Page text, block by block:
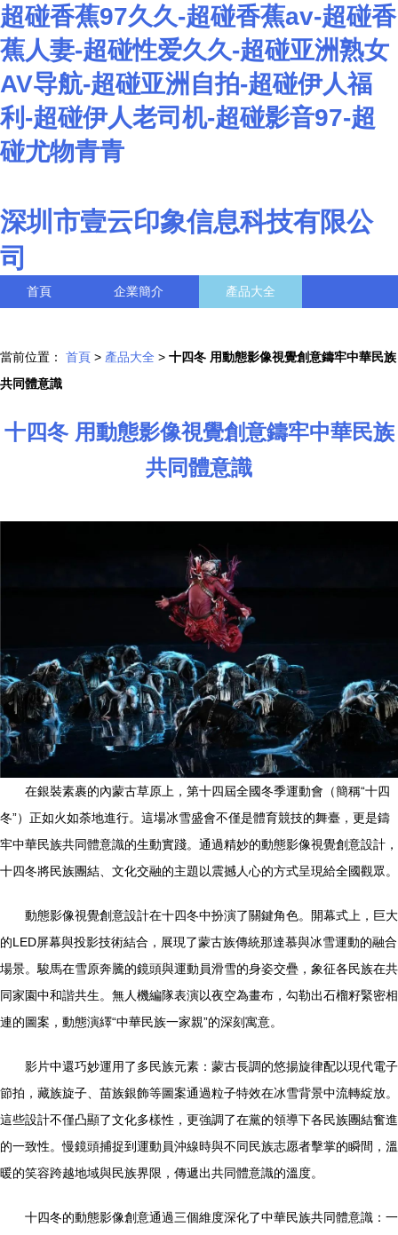
超碰香蕉97久久-超碰香蕉av-超碰香
蕉人妻-超碰性爱久久-超碰亚洲熟女
AV导航-超碰亚洲自拍-超碰伊人福
利-超碰伊人老司机-超碰影音97-超
碰尤物青青
深圳市壹云印象信息科技有限公
司
首頁 企業簡介 產品大全
當前位置： 首頁 > 產品大全 > 十四冬 用動態影像視覺創意鑄牢中華民族
共同體意識
十四冬 用動態影像視覺創意鑄牢中華民族
共同體意識
在銀裝素裹的內蒙古草原上，第十四屆全國冬季運動會（簡稱“十四
冬”）正如火如荼地進行。這場冰雪盛會不僅是體育競技的舞臺，更是鑄
牢中華民族共同體意識的生動實踐。通過精妙的動態影像視覺創意設計，
十四冬將民族團結、文化交融的主題以震撼人心的方式呈現給全國觀眾。
動態影像視覺創意設計在十四冬中扮演了關鍵角色。開幕式上，巨大
的LED屏幕與投影技術結合，展現了蒙古族傳統那達慕與冰雪運動的融合
場景。駿馬在雪原奔騰的鏡頭與運動員滑雪的身姿交疊，象征各民族在共
同家園中和諧共生。無人機編隊表演以夜空為畫布，勾勒出石榴籽緊密相
連的圖案，動態演繹“中華民族一家親”的深刻寓意。
影片中還巧妙運用了多民族元素：蒙古長調的悠揚旋律配以現代電子
節拍，藏族旋子、苗族銀飾等圖案通過粒子特效在冰雪背景中流轉綻放。
這些設計不僅凸顯了文化多樣性，更強調了在黨的領導下各民族團結奮進
的一致性。慢鏡頭捕捉到運動員沖線時與不同民族志愿者擊掌的瞬間，溫
暖的笑容跨越地域與民族界限，傳遞出共同體意識的溫度。
十四冬的動態影像創意通過三個維度深化了中華民族共同體意識：一